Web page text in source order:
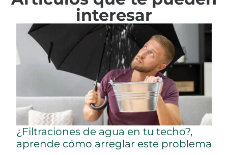
interesar
¿Filtraciones de agua en tu techo?,
aprende cómo arreglar este problema